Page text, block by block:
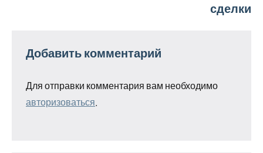
сделки
Добавить комментарий
Для отправки комментария вам необходимо
авторизоваться